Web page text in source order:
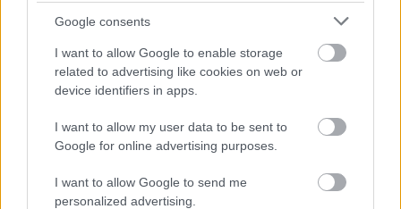
Google consents
I want to allow Google to enable storage
related to advertising like cookies on web or
device identifiers in apps.
I want to allow my user data to be sent to
Google for online advertising purposes.
I want to allow Google to send me
personalized advertising.
Αχαΐα: Σεισμός, πυρκαγιά και εγκλωβισμένοι –
Η εντυπωσιακή άσκηση ετοιμότητας στο
Νοσοκομείο Αιγίου ΦΩΤΟ – ΒΙΝΤΕΟ